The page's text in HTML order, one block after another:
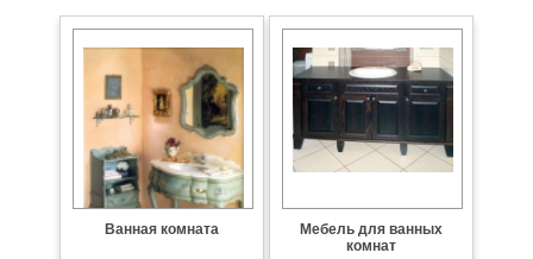
Ванная комната
Мебель для ванных
комнат